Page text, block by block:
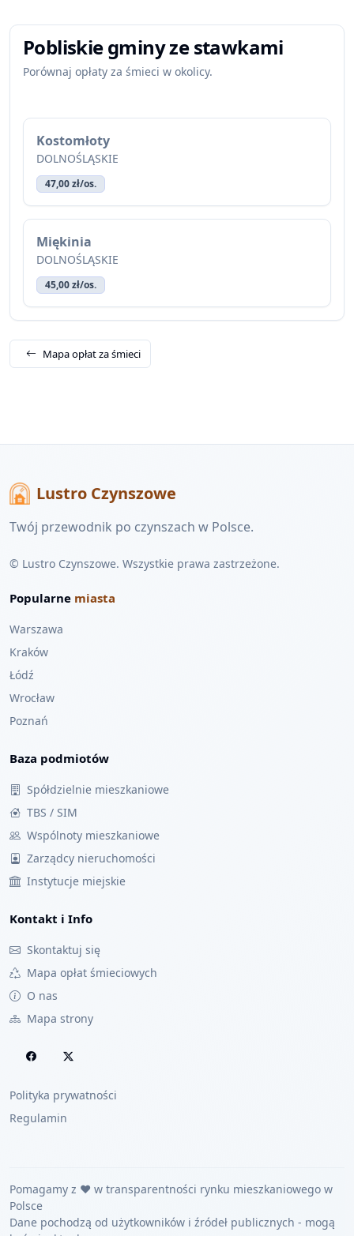
Pobliskie gminy ze stawkami
Porównaj opłaty za śmieci w okolicy.
Kostomłoty
DOLNOŚLĄSKIE
47,00 zł/os.
Miękinia
DOLNOŚLĄSKIE
45,00 zł/os.
Mapa opłat za śmieci
Lustro Czynszowe
Twój przewodnik po czynszach w Polsce.
© Lustro Czynszowe. Wszystkie prawa zastrzeżone.
Popularne miasta
Warszawa
Kraków
Łódź
Wrocław
Poznań
Baza podmiotów
Spółdzielnie mieszkaniowe
TBS / SIM
Wspólnoty mieszkaniowe
Zarządcy nieruchomości
Instytucje miejskie
Kontakt i Info
Skontaktuj się
Mapa opłat śmieciowych
O nas
Mapa strony
Polityka prywatności
Regulamin
Pomagamy z ❤️ w transparentności rynku mieszkaniowego w
Polsce
Dane pochodzą od użytkowników i źródeł publicznych - mogą